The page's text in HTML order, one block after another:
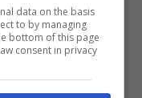
data on the basis
to by managing
bottom of this page
consent in privacy